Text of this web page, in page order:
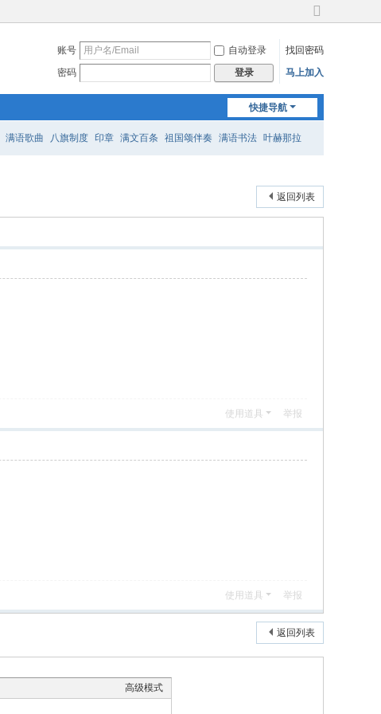
切
到
宽
账号 自动登录
找回密码
密码
登录 马上加入
快捷导航
满语歌曲 八旗制度 印章 满文百条 祖国颂伴奏 满语书法 叶赫那拉
返回列表
使用道具 举报
使用道具 举报
返回列表
高级模式